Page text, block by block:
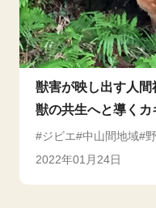
獣害が映し出す人
獣の共生へと導くカ
ジビエ 中山間地域
2022年01月24日